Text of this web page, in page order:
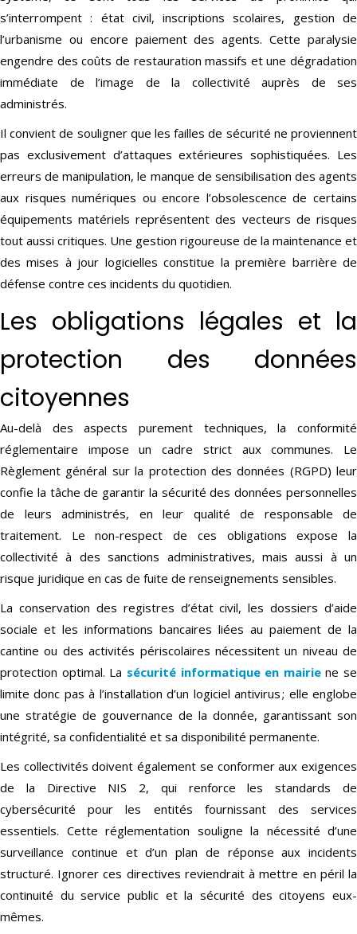
s’interrompent : état civil, inscriptions scolaires, gestion de
l’urbanisme ou encore paiement des agents. Cette paralysie
engendre des coûts de restauration massifs et une dégradation
immédiate de l’image de la collectivité auprès de ses
administrés.
Il convient de souligner que les failles de sécurité ne proviennent
pas exclusivement d’attaques extérieures sophistiquées. Les
erreurs de manipulation, le manque de sensibilisation des agents
aux risques numériques ou encore l’obsolescence de certains
équipements matériels représentent des vecteurs de risques
tout aussi critiques. Une gestion rigoureuse de la maintenance et
des mises à jour logicielles constitue la première barrière de
défense contre ces incidents du quotidien.
Les obligations légales et la
protection des données
citoyennes
Au-delà des aspects purement techniques, la conformité
réglementaire impose un cadre strict aux communes. Le
Règlement général sur la protection des données (RGPD) leur
confie la tâche de garantir la sécurité des données personnelles
de leurs administrés, en leur qualité de responsable de
traitement. Le non-respect de ces obligations expose la
collectivité à des sanctions administratives, mais aussi à un
risque juridique en cas de fuite de renseignements sensibles.
La conservation des registres d’état civil, les dossiers d’aide
sociale et les informations bancaires liées au paiement de la
cantine ou des activités périscolaires nécessitent un niveau de
protection optimal. La sécurité informatique en mairiene se
limite donc pas à l’installation d’un logiciel antivirus ; elle englobe
une stratégie de gouvernance de la donnée, garantissant son
intégrité, sa confidentialité et sa disponibilité permanente.
Les collectivités doivent également se conformer aux exigences
de la Directive NIS 2, qui renforce les standards de
cybersécurité pour les entités fournissant des services
essentiels. Cette réglementation souligne la nécessité d’une
surveillance continue et d’un plan de réponse aux incidents
structuré. Ignorer ces directives reviendrait à mettre en péril la
continuité du service public et la sécurité des citoyens eux-
mêmes.